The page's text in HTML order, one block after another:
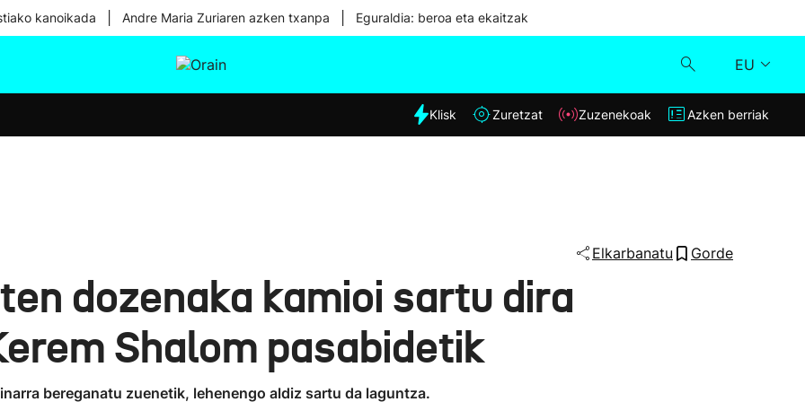
kanoikada Andre Maria Zuriaren azken txanpa Eguraldia: beroa eta ekaitzak
EU
Eguraldia
Klisk
Klisk Zuretzat Zuzenekoak Azken berriak
Elkarbanatu Gorde
dozenaka kamioi sartu dira
Shalom pasabidetik
bereganatu zuenetik, lehenengo aldiz sartu da laguntza.